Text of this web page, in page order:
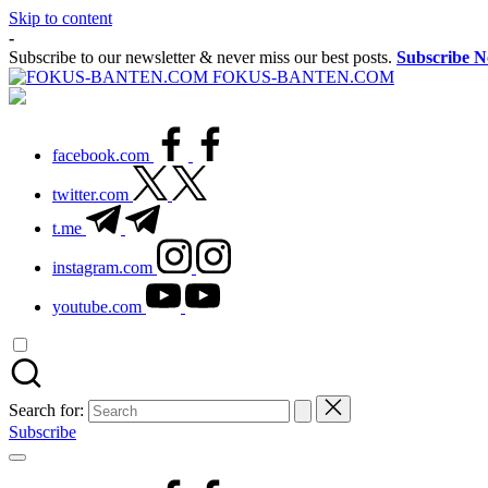
Skip to content
-
Subscribe to our newsletter & never miss our best posts. Subscribe
FOKUS-BANTEN.COM
facebook.com
twitter.com
t.me
instagram.com
youtube.com
Search for:
Subscribe